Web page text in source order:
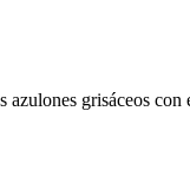
grisáceos con